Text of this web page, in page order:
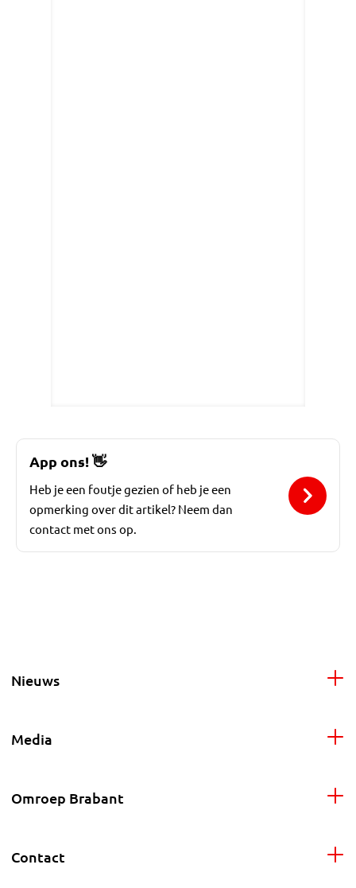
App ons!👋
Heb je een foutje gezien of heb je een
opmerking over dit artikel? Neem dan
contact met ons op.
Nieuws
Media
Omroep Brabant
Contact